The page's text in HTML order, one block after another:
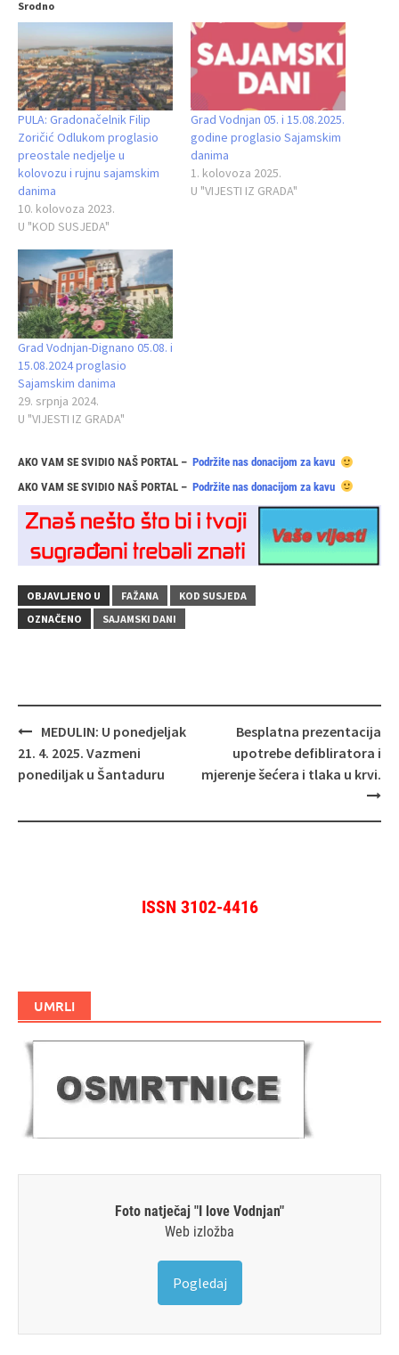
Srodno
PULA: Gradonačelnik Filip
Zoričić Odlukom proglasio
preostale nedjelje u
kolovozu i rujnu sajamskim
danima
10. kolovoza 2023.
U "KOD SUSJEDA"
Grad Vodnjan 05. i 15.08.2025.
godine proglasio Sajamskim
danima
1. kolovoza 2025.
U "VIJESTI IZ GRADA"
Grad Vodnjan-Dignano 05.08. i
15.08.2024 proglasio
Sajamskim danima
29. srpnja 2024.
U "VIJESTI IZ GRADA"
AKO VAM SE SVIDIO NAŠ PORTAL – Podržite nas donacijom za kavu
AKO VAM SE SVIDIO NAŠ PORTAL – Podržite nas donacijom za kavu
OBJAVLJENO U FAŽANA
KOD SUSJEDA
OZNAČENO
SAJAMSKI DANI
Navigacija
objava
MEDULIN: U ponedjeljak
21. 4. 2025. Vazmeni
ponediljak u Šantaduru
Besplatna prezentacija
upotrebe defibliratora i
mjerenje šećera i tlaka u krvi.
ISSN 3102-4416
UMRLI
Foto natječaj "I love Vodnjan"
Web izložba
Pogledaj